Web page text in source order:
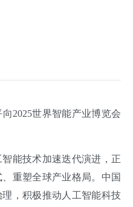
2025世界智能产业博览会
能技术加速迭代演进，正
重塑全球产业格局。中国
，积极推动人工智能科技